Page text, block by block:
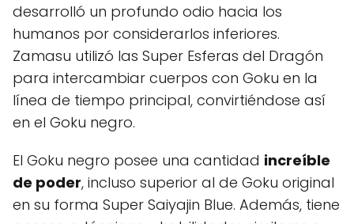
desarrolló un profundo odio hacia los
humanos por considerarlos inferiores.
Zamasu utilizó las Super Esferas del Dragón
para intercambiar cuerpos con Goku en la
línea de tiempo principal, convirtiéndose así
en el Goku negro.
El Goku negro posee una cantidad increíble
de poder, incluso superior al de Goku original
en su forma Super Saiyajin Blue. Además, tiene